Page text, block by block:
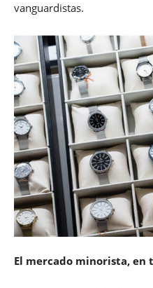
vanguardistas.
El mercado minorista,